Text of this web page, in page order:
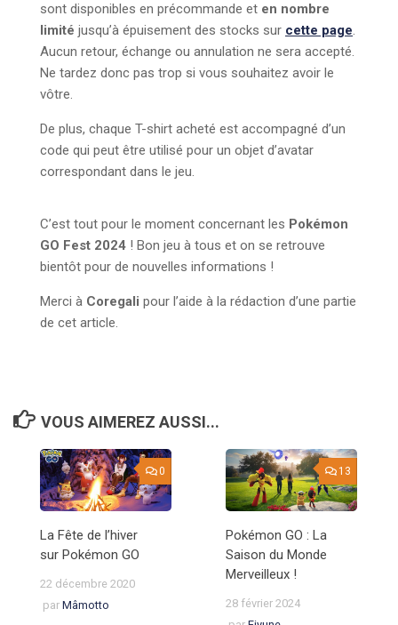
sont disponibles en précommande et en nombre
limité jusqu’à épuisement des stocks sur cette page.
Aucun retour, échange ou annulation ne sera accepté.
Ne tardez donc pas trop si vous souhaitez avoir le
vôtre.
De plus, chaque T-shirt acheté est accompagné d’un
code qui peut être utilisé pour un objet d’avatar
correspondant dans le jeu.
C’est tout pour le moment concernant les Pokémon
GO Fest 2024 ! Bon jeu à tous et on se retrouve
bientôt pour de nouvelles informations !
Merci à Coregali pour l’aide à la rédaction d’une partie
de cet article.
VOUS AIMEREZ AUSSI...
0
La Fête de l’hiver
sur Pokémon GO
22 décembre 2020
par Mâmotto
13
Pokémon GO : La
Saison du Monde
Merveilleux !
28 février 2024